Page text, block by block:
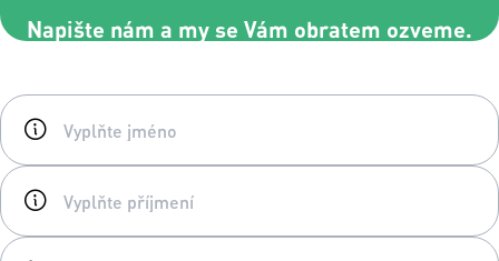
Napište nám a my se Vám obratem ozveme.